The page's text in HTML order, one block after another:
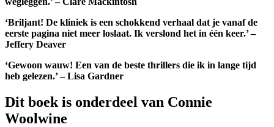
‘Briljant! De kliniek is een schokkend verhaal dat je vanaf de
eerste pagina niet meer loslaat. Ik verslond het in één keer.’ –
Jeffery Deaver
‘Gewoon wauw! Een van de beste thrillers die ik in lange tijd
heb gelezen.’ – Lisa Gardner
Dit boek is onderdeel van Connie
Woolwine